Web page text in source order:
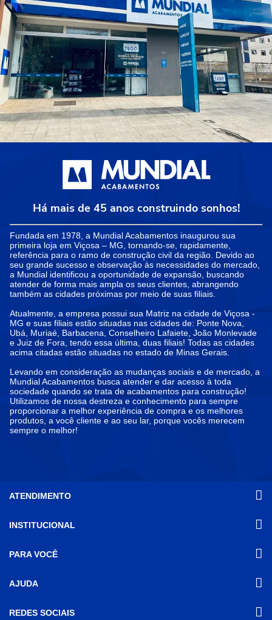
Há mais de 45 anos construindo sonhos!
Fundada em 1978, a Mundial Acabamentos inaugurou sua
primeira loja em Viçosa – MG, tornando-se, rapidamente,
referência para o ramo de construção civil da região. Devido ao
seu grande sucesso e observação às necessidades do mercado,
a Mundial identificou a oportunidade de expansão, buscando
atender de forma mais ampla os seus clientes, abrangendo
também as cidades próximas por meio de suas filiais.
Atualmente, a empresa possui sua Matriz na cidade de Viçosa -
MG e suas filiais estão situadas nas cidades de: Ponte Nova,
Ubá, Muriaé, Barbacena, Conselheiro Lafaiete, João Monlevade
e Juiz de Fora, tendo essa última, duas filiais! Todas as cidades
acima citadas estão situadas no estado de Minas Gerais.
Levando em consideração as mudanças sociais e de mercado, a
Mundial Acabamentos busca atender e dar acesso à toda
sociedade quando se trata de acabamentos para construção!
Utilizamos de nossa destreza e conhecimento para sempre
proporcionar a melhor experiência de compra e os melhores
produtos, a você cliente e ao seu lar, porque vocês merecem
sempre o melhor!
ATENDIMENTO
Sábado das 8h às 12h
(31) 3611-8200 Loja Física
Segunda a Sexta das 8h às 17h30
INSTITUCIONAL
Nossas Lojas
Programa de
Relacionamento
Trabalhe Conosco
PARA VOCÊ
Minha conta
Revistas
AJUDA
Dúvidas
REDES SOCIAIS